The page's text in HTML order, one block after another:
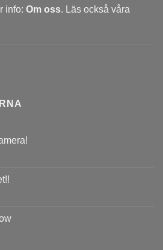
info: Om oss. Läs också våra